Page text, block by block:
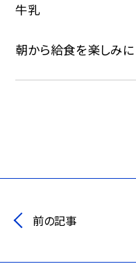
牛乳
朝から給食を楽しみに
前の記事